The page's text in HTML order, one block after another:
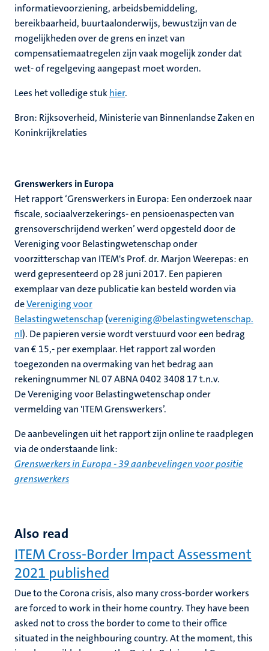
informatievoorziening, arbeidsbemiddeling,
bereikbaarheid, buurtaalonderwijs, bewustzijn van de
mogelijkheden over de grens en inzet van
compensatiemaatregelen zijn vaak mogelijk zonder dat
wet- of regelgeving aangepast moet worden.
Lees het volledige stukhier.
Bron: Rijksoverheid, Ministerie van Binnenlandse Zaken en
Koninkrijkrelaties
Grenswerkers in Europa
Het rapport ‘Grenswerkers in Europa: Een onderzoek naar
fiscale, sociaalverzekerings- en pensioenaspecten van
grensoverschrijdend werken’ werd opgesteld door de
Vereniging voor Belastingwetenschap onder
voorzitterschap van ITEM's Prof. dr. Marjon Weerepas: en
werd gepresenteerd op 28 juni 2017. Een papieren
exemplaar van deze publicatie kan besteld worden via
deVereniging voor
Belastingwetenschap(vereniging@belastingwetenschap.
nl). De papieren versie wordt verstuurd voor een bedrag
van € 15,- per exemplaar. Het rapport zal worden
toegezonden na overmaking van het bedrag aan
rekeningnummer NL 07 ABNA 0402 3408 17 t.n.v.
De Vereniging voor Belastingwetenschap onder
vermelding van 'ITEM Grenswerkers’.
De aanbevelingen uit het rapport zijn online te raadplegen
via de onderstaande link:
Grenswerkers in Europa - 39 aanbevelingen voor positie
grenswerkers
Also read
ITEM Cross-Border Impact Assessment
2021 published
Due to the Corona crisis, also many cross-border workers
are forced to work in their home country. They have been
asked not to cross the border to come to their office
situated in the neighbouring country. At the moment, this